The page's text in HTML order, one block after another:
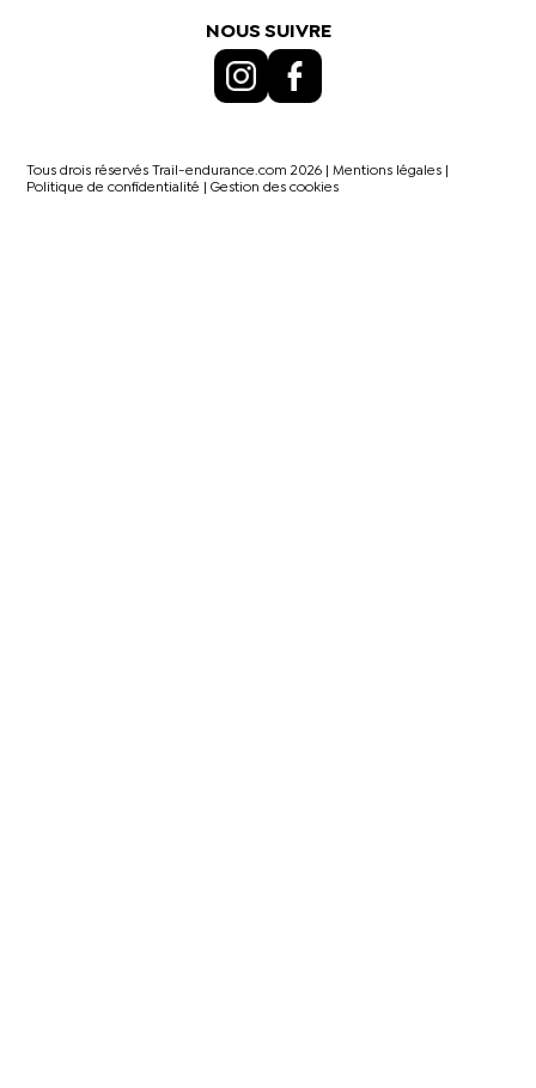
NOUS SUIVRE
Tous drois réservés Trail-endurance.com 2026 |Mentions légales
Politique de confidentialité
|Gestion des cookies